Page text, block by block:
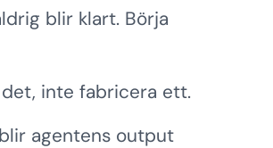
blir klart. Börja
det, inte fabricera ett.
agentens output